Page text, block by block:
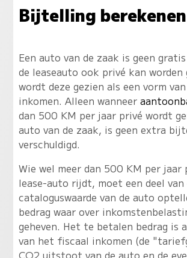
Bijtelling berekenen
Een auto van de zaak is geen
de leaseauto ook privé kan
wordt deze gezien als een vorm
inkomen. Alleen wanneer
dan 500 KM per jaar privé wordt
auto van de zaak, is geen extra
verschuldigd.
Wie wel meer dan 500 KM per jaar
lease-auto rijdt, moet een deel van
cataloguswaarde van de auto
bedrag waar over
geheven. Het te betalen bedrag is
van het fiscaal inkomen (de
CO2 uitstoot van de auto en de